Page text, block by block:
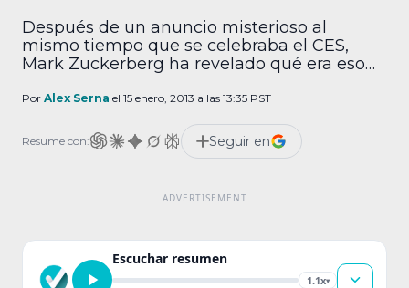
Después de un anuncio misterioso al
mismo tiempo que se celebraba el CES,
Mark Zuckerberg ha revelado qué era eso
la propuesta de Facebook para realizar
saber cuáles de tus contactos han comido
en cierto tipo de restaurante y sus opiniones
Por Alex Serna el 15 enero, 2013 a las 13:35 PST
Resume con: Seguir en
Escuchar resumen
1.1x▾